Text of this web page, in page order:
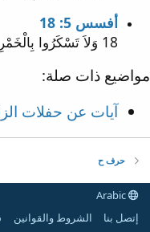
أفسس 5: 18
18 وَلاَ تَسْكَرُوا بِالْخَمْرِ الَّذِي فِيهِ الْخَلاَعَةُ، بَلِ امْتَلِئُوا بِالرُّوحِ،
مواضيع ذات صلة:
آيات عن حفلات
حرف ح
إتصل بنا
الشروط والقوانين